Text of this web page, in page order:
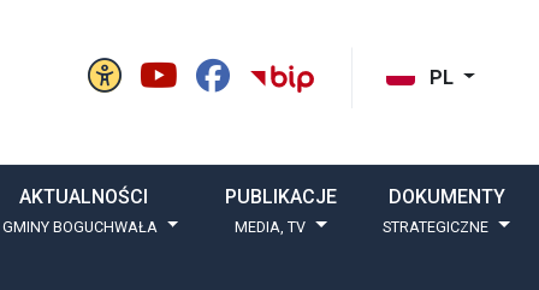
PL
Panel ustawień witryny
BIP Gminy
szukaj
AKTUALNOŚCI
GMINY BOGUCHWAŁA
PUBLIKACJE
MEDIA, TV
DOKUMENTY
STRATEGICZNE